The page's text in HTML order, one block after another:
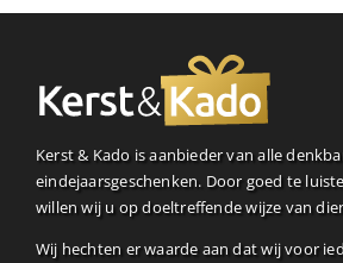
Kerst & Kado is aanbieder van alle
eindejaarsgeschenken. Door goed te
willen wij u op doeltreffende wijze van
Wij hechten er waarde aan dat wij voor